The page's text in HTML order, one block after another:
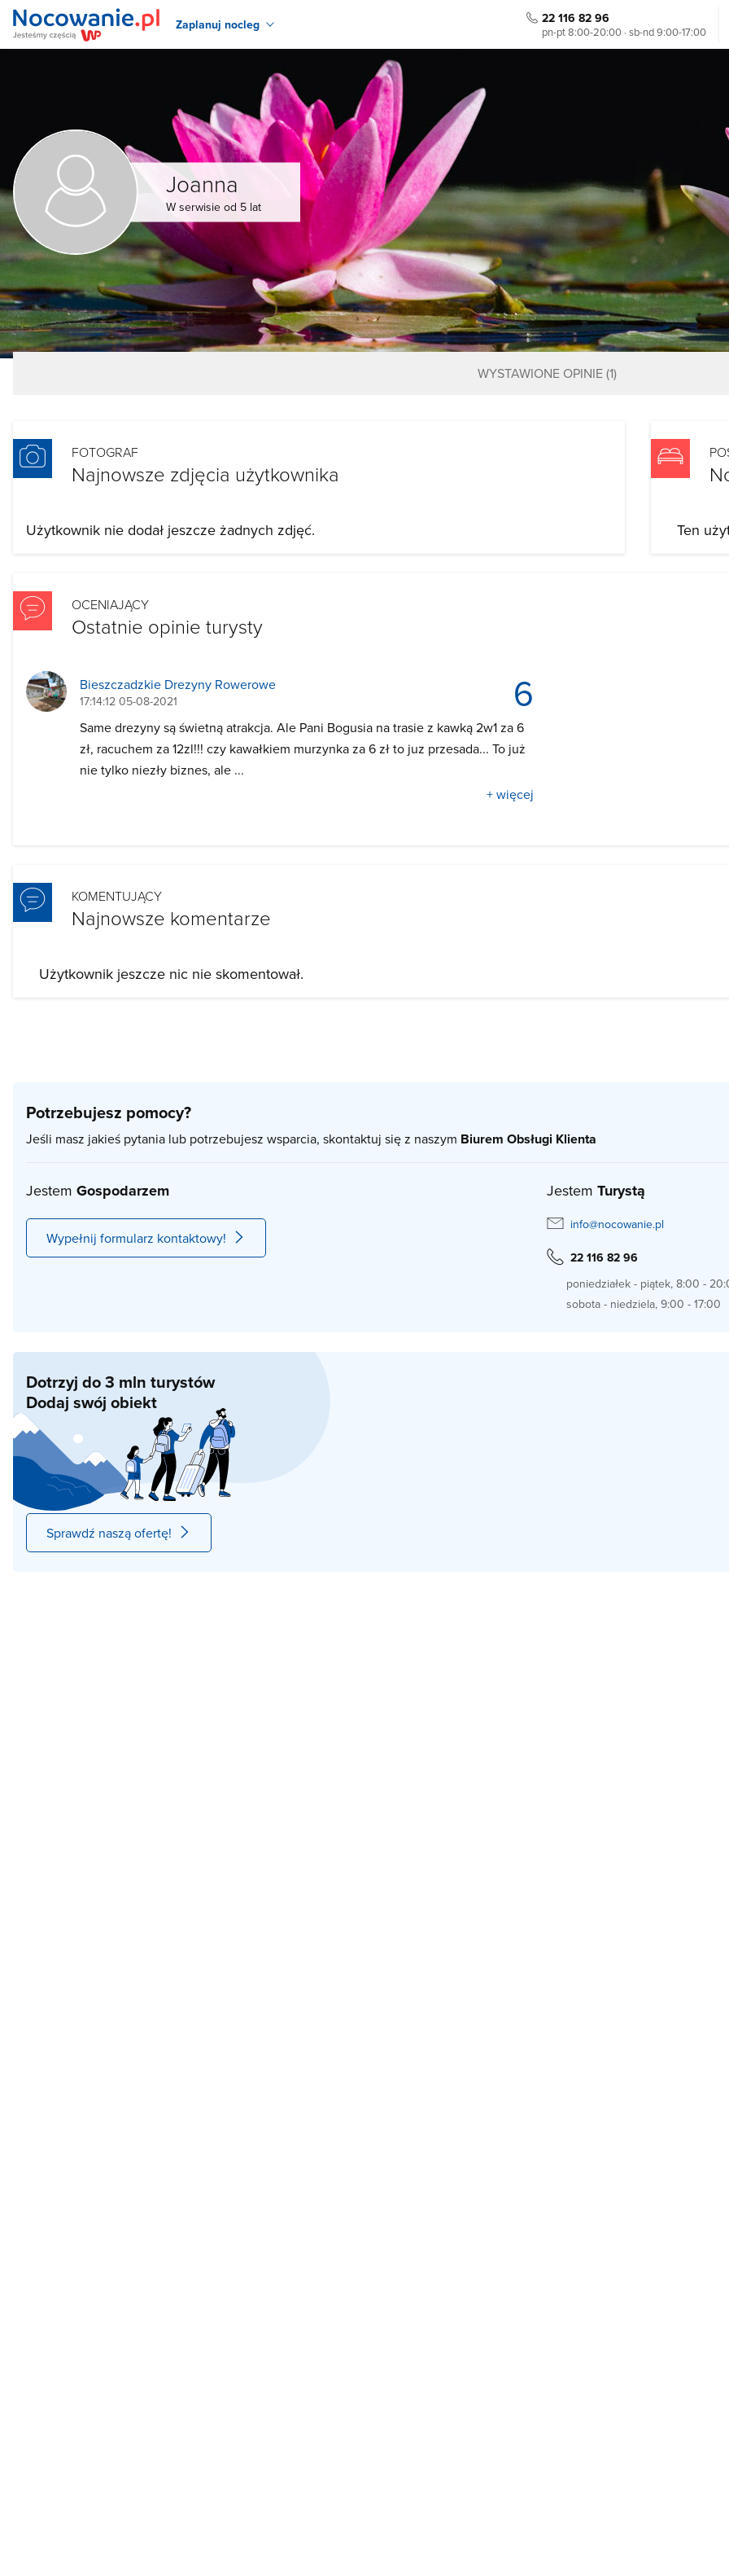
Zaplanuj nocleg 22 116 82 96
pn-pt 8:00-20:00 · sb-nd 9:00-17:00
Joanna
W serwisie od 5 lat
WYSTAWIONE OPINIE(1)
FOTOGRAF
Najnowsze zdjęcia użytkownika
Użytkownik nie dodał jeszcze żadnych zdjęć. Ten
OCENIAJĄCY
Ostatnie opinie turysty
6
Bieszczadzkie Drezyny Rowerowe
17:14:12 05-08-2021
Same drezyny są świetną atrakcja. Ale Pani Bogusia na trasie z kawką 2w1 za 6
zł, racuchem za 12zl!!! czy kawałkiem murzynka za 6 zł to juz przesada... To już
nie tylko niezły biznes, ale ...
+ więcej
KOMENTUJĄCY
Najnowsze komentarze
Użytkownik jeszcze nic nie skomentował.
Potrzebujesz pomocy?
Jeśli masz jakieś pytania lub potrzebujesz wsparcia, skontaktuj się z naszym Biurem Obsługi Klienta
Jestem Gospodarzem
Wypełnij formularz kontaktowy!
Jestem Turystą
info@nocowanie.pl
22 116 82 96
poniedziałek - piątek, 8:00 -
sobota - niedziela, 9:00 - 17:00
Dotrzyj do 3 mln turystów
Dodaj swój obiekt
Sprawdź naszą ofertę!